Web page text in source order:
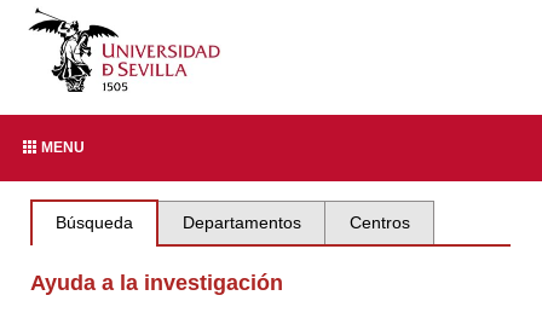
MENU
Búsqueda Departamentos Centros
Ayuda a la investigación